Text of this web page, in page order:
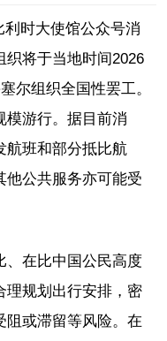
时大使馆公众号消
织将于当地时间2026
尔组织全国性罢工。
模游行。据目前消
航班和部分抵比航
他公共服务亦可能受
、在比中国公民高度
理规划出行安排，密
阻或滞留等风险。在